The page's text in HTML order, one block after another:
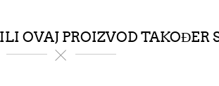
OVAJ PROIZVOD TAKOĐER